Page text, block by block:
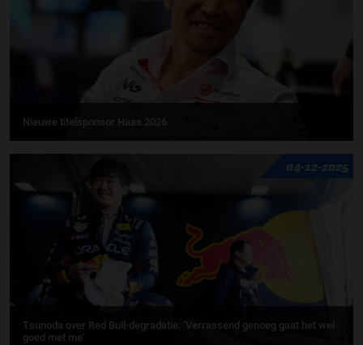
Nieuwe titelsponsor Haas 2026
04-12-2025
Tsunoda over Red Bull-degradatie: ‘Verrassend genoeg gaat het wel
goed met me’